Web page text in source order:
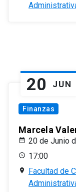
20 JUN
Finanzas
Marcela
20 de Junio
17:00
Facultad de